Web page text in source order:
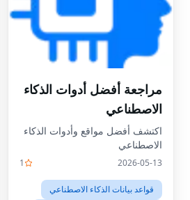
مراجعة أفضل أدوات الذكاء
الاصطناعي
اكتشف أفضل مواقع وأدوات الذكاء
الاصطناعي
2026-05-13
1
قواعد بيانات الذكاء الاصطناعي